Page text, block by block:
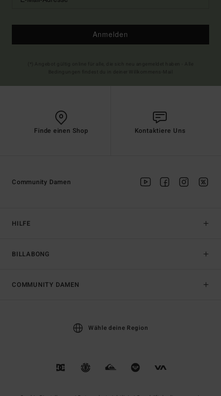
Anmelden
Finde einen Shop Kontaktiere Uns
HILFE
BILLABONG
Community Damen
COMMUNITY DAMEN
Wähle deine Region